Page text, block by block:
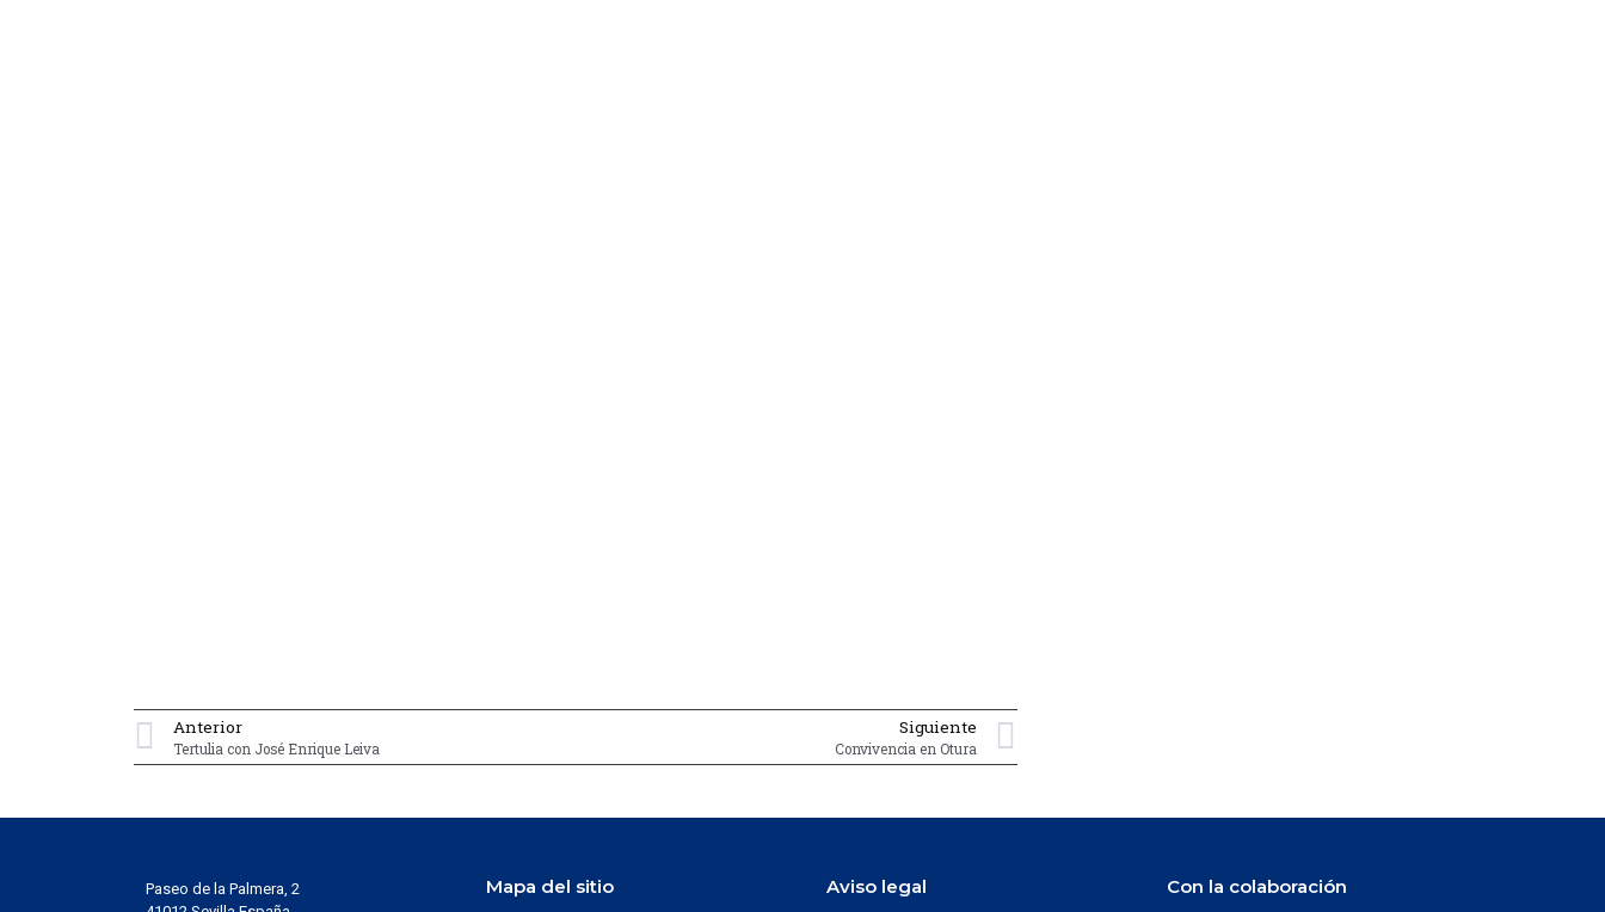
Anterior
Tertulia con José Enrique Leiva
Siguiente
Convivencia en Otura
Paseo de la Palmera, 2
Mapa del sitio Aviso legal Con la colaboración